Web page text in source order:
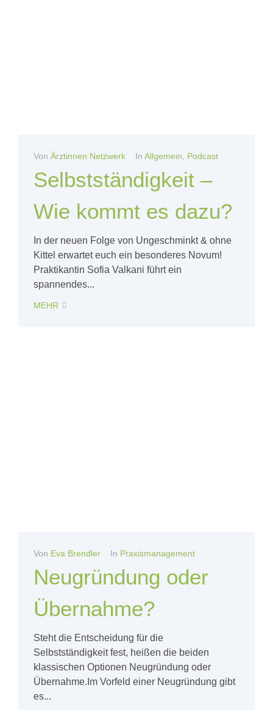
Von Ärztinnen Netzwerk In Allgemein Podcast
Selbstständigkeit –
Wie kommt es dazu?
In der neuen Folge von Ungeschminkt & ohne
Kittel erwartet euch ein besonderes Novum!
Praktikantin Sofia Valkani führt ein
spannendes...
MEHR
Von Eva Brendler In Praxismanagement
Neugründung oder
Übernahme?
Steht die Entscheidung für die
Selbstständigkeit fest, heißen die beiden
klassischen Optionen Neugründung oder
Übernahme.Im Vorfeld einer Neugründung gibt
es...